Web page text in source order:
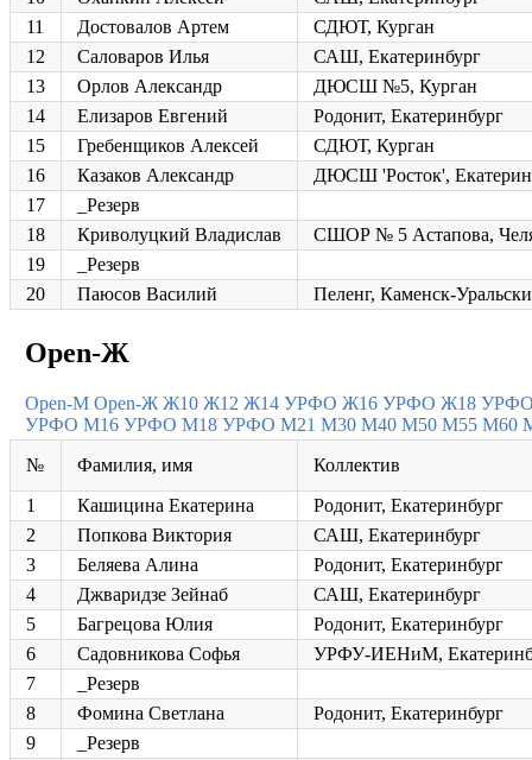
11
Достовалов Артем
СДЮТ, Курган
12
Саловаров Илья
САШ, Екатеринбург
13
Орлов Александр
ДЮСШ №5, Курган
14
Елизаров Евгений
Родонит, Екатеринбург
15
Гребенщиков Алексей
СДЮТ, Курган
16
Казаков Александр
ДЮСШ 'Росток',
17
_Резерв
18
Криволуцкий Владислав
СШОР № 5 Астапова,
19
_Резерв
20
Паюсов Василий Пеленг, Каменск-
Open-Ж
Open-M Open-Ж Ж10 Ж12 Ж14 УРФО Ж16 УРФО Ж18
УРФО М16 УРФО М18 УРФО М21 М30 М40 М50 М55 М60
№ Фамилия, имя
Коллектив
1
Кашицина Екатерина
Родонит, Екатеринбург
2
Попкова Виктория
САШ, Екатеринбург
3
Беляева Алина
Родонит, Екатеринбург
4
Джваридзе Зейнаб
САШ, Екатеринбург
5
Багрецова Юлия
Родонит, Екатеринбург
6
Садовникова Софья
УРФУ-ИЕНиМ,
7
_Резерв
8
Фомина Светлана
Родонит, Екатеринбург
9
_Резерв